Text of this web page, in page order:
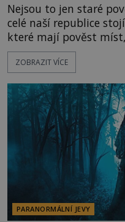
Nejsou to jen staré
celé naší republice
které mají pověst
ozývají nevysvětlitelné
jevy. Zatímco historici většinou hledají racionální
lokality vykazují
celé generace. A
ZOBRAZIT VÍCE
PARANORMÁLNÍ JEVY